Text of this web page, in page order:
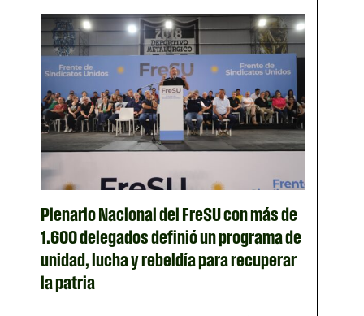
Plenario Nacional del FreSU con más de
1.600 delegados definió un programa de
unidad, lucha y rebeldía para recuperar
la patria